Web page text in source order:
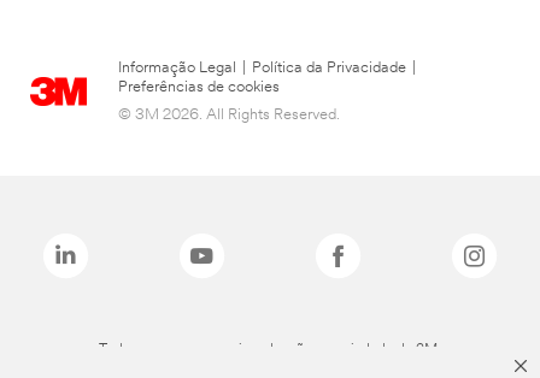
Informação Legal Política da Privacidade
Preferências de cookies
© 3M 2026. All Rights Reserved.
Todas as marcas mencionadas são propriedade da 3M.